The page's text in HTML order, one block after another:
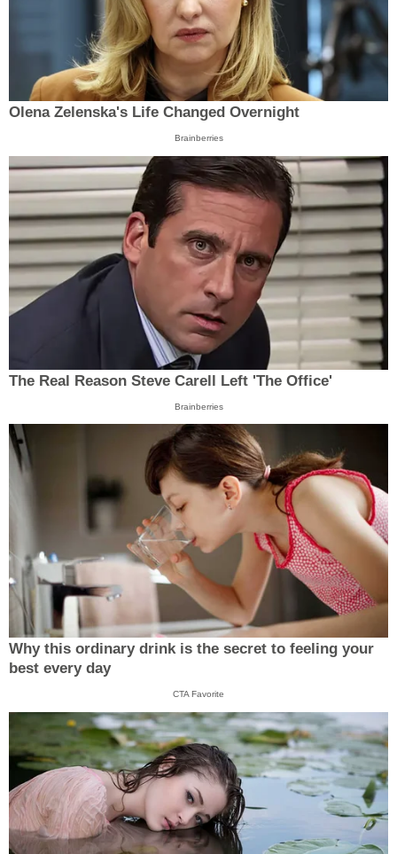
Olena Zelenska's Life Changed Overnight
Brainberries
The Real Reason Steve Carell Left 'The Office'
Brainberries
Why this ordinary drink is the secret to feeling your
best every day
CTA Favorite